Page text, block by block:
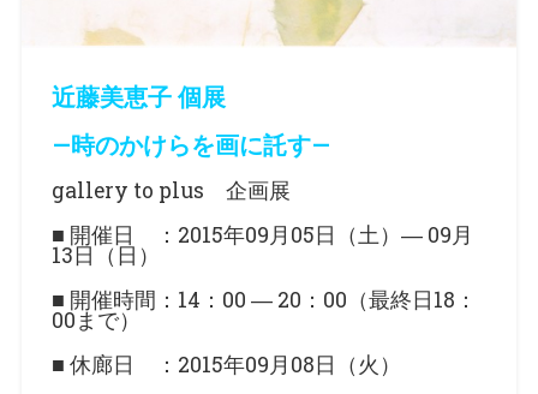
近藤美恵子 個展
—時のかけらを画に託す—
gallery to plus 企画展
■ 開催日 ：2015年09月05日（土）― 09月
13日（日）
■ 開催時間：14：00 ― 20：00（最終日18：
00まで）
■ 休廊日 ：2015年09月08日（火）